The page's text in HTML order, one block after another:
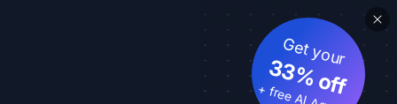
Get your
33% off